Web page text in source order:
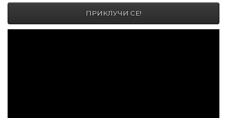
ПРИКЛУЧИ СЕ!